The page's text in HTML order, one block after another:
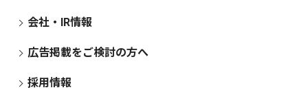
会社・IR情報
広告掲載をご検討の方へ
採用情報